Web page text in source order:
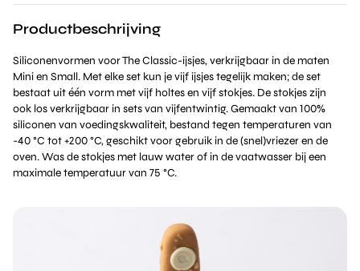
Productbeschrijving
Siliconenvormen voor The Classic-ijsjes, verkrijgbaar in de maten
Mini en Small. Met elke set kun je vijf ijsjes tegelijk maken; de set
bestaat uit één vorm met vijf holtes en vijf stokjes. De stokjes zijn
ook los verkrijgbaar in sets van vijfentwintig. Gemaakt van 100%
siliconen van voedingskwaliteit, bestand tegen temperaturen van
-40 °C tot +200 °C, geschikt voor gebruik in de (snel)vriezer en de
oven. Was de stokjes met lauw water of in de vaatwasser bij een
maximale temperatuur van 75 °C.